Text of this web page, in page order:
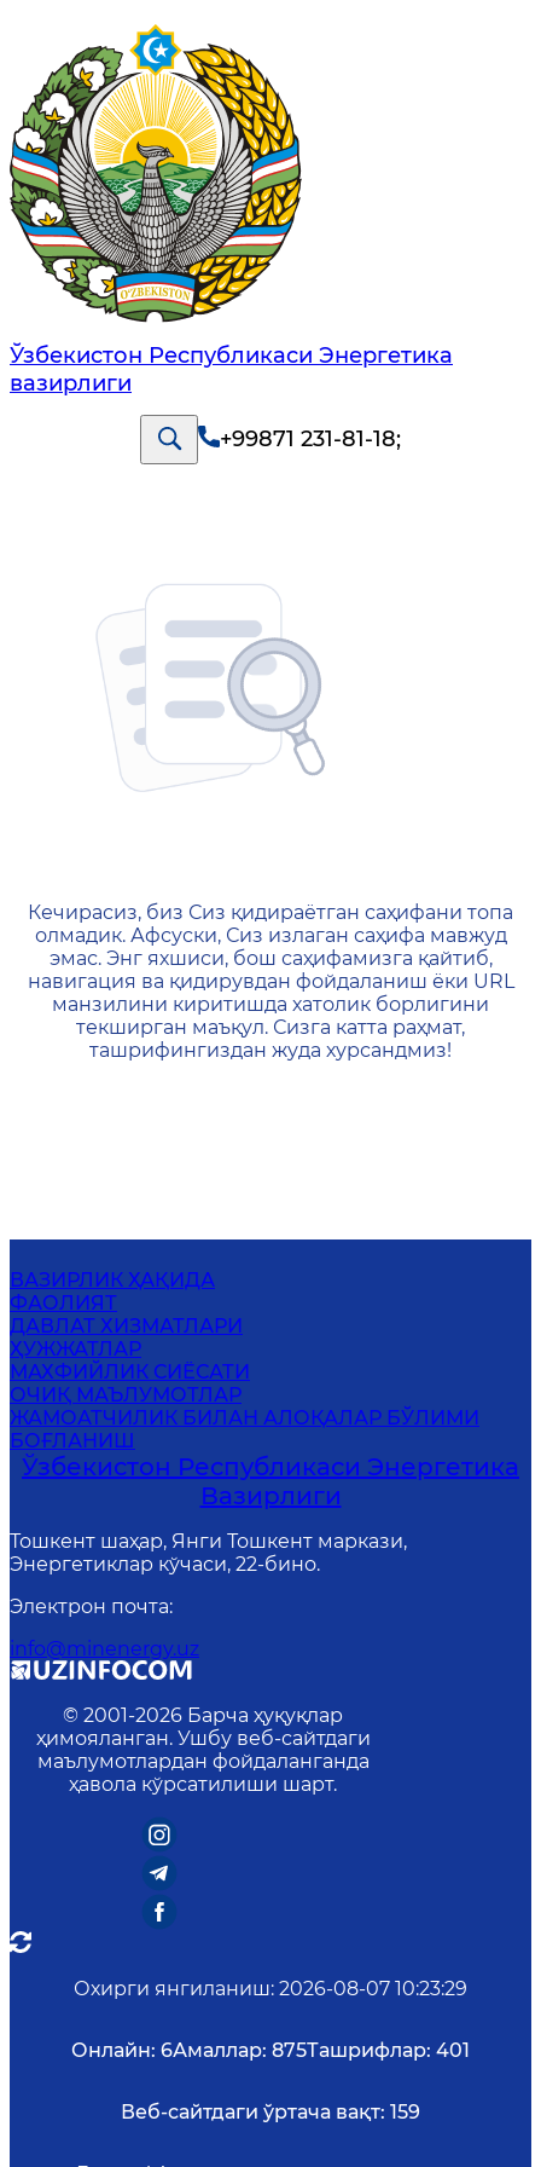
Ўзбекистон Республикаси Энергетика
вазирлиги
+99871 231-81-18;
404 — Страница не
Кечирасиз, биз Сиз қидираётган саҳифани топа
олмадик. Афсуски, Сиз излаган саҳифа мавжуд
эмас. Энг яхшиси, бош саҳифамизга қайтиб,
навигация ва қидирувдан фойдаланиш ёки URL
манзилини киритишда хатолик борлигини
текширган маъқул. Сизга катта раҳмат,
ташрифингиздан жуда хурсандмиз!
ВАЗИРЛИК ҲАҚИДА
ФАОЛИЯТ
ДАВЛАТ ХИЗМАТЛАРИ
ҲУЖЖАТЛАР
МАХФИЙЛИК СИЁСАТИ
ОЧИҚ МАЪЛУМОТЛАР
ЖАМОАТЧИЛИК БИЛАН АЛОҚАЛАР БЎЛИМИ
БОҒЛАНИШ
Ўзбекистон Республикаси Энергетика
Вазирлиги
Тошкент шаҳар, Янги Тошкент маркази,
Энергетиклар кўчаси, 22-бино.
Электрон почта:
info@minenergy.uz
© 2001-2026 Барча ҳуқуқлар
ҳимояланган. Ушбу веб-сайтдаги
маълумотлардан фойдаланганда
ҳавола кўрсатилиши шарт.
Охирги янгиланиш: 2026-08-07 10:23:29
Онлайн: 6Амаллар: 875Ташрифлар: 401
Веб-сайтдаги ўртача вақт: 159